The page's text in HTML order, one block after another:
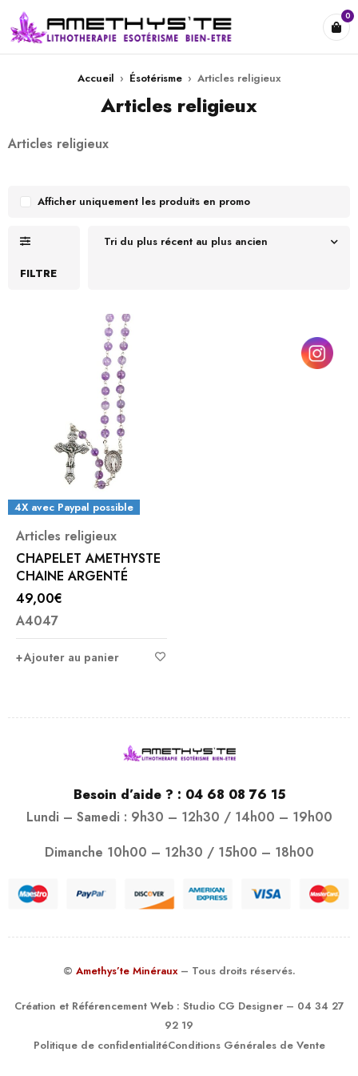
0
Accueil › Ésotérisme › Articles religieux
Articles religieux
Articles religieux
FILTRE
Tri du plus récent au plus ancien
Afficher uniquement les produits en promo
4X avec Paypal possible
Articles religieux
CHAPELET AMETHYSTE
CHAINE ARGENTÉ
49,00€
A4047
Ajouter au panier
Besoin d’aide ? : 04 68 08 76 15
Lundi – Samedi : 9h30 – 12h30 / 14h00 – 19h00
Dimanche 10h00 – 12h30 / 15h00 – 18h00
© Amethys’te Minéraux – Tous droits réservés.
Création et Référencement Web : Studio CG Designer– 04 34 27
92 19
Politique de confidentialitéConditions Générales de Vente